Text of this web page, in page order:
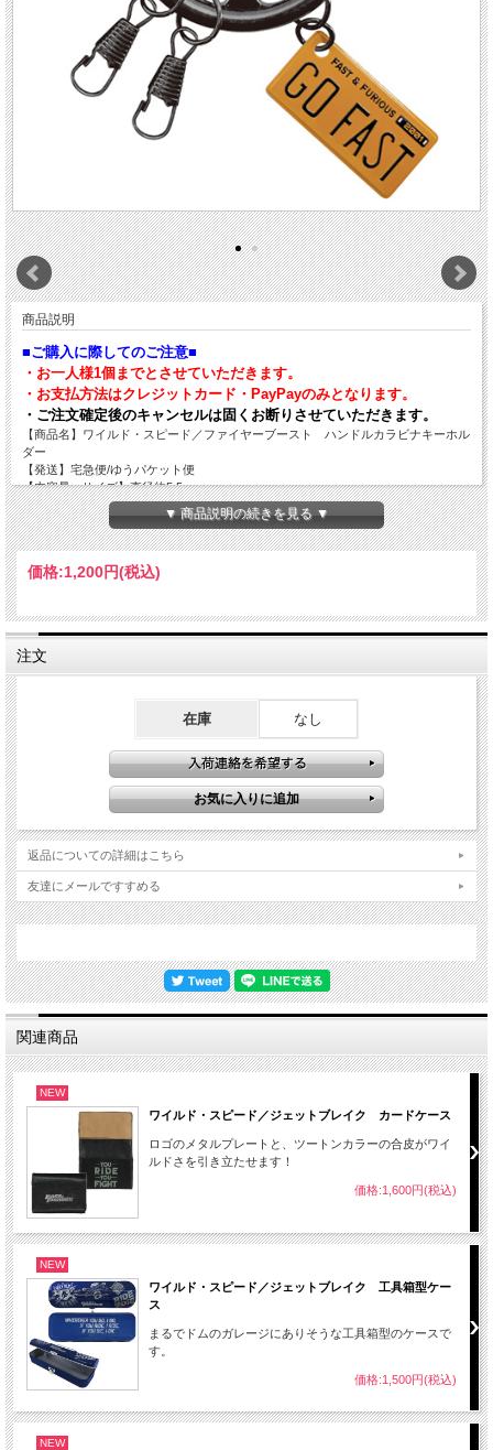
商品説明
■ご購入に際してのご注意■
・お一人様1個までとさせていただきます。
・お支払方法はクレジットカード・PayPayのみとなります。
・ご注文確定後のキャンセルは固くお断りさせていただきます。
【商品名】ワイルド・スピード／ファイヤーブースト ハンドルカラビナキーホル
ダー
【発送】宅急便/ゆうパケット便
【内容量orサイズ】直径約5.5ｃｍ
【素材】メタル製
【JANコード】4540632281577
▼ 商品説明の続きを見る ▼
価格:1,200円(税込)
注文
在庫 なし
返品についての詳細はこちら
友達にメールですすめる
関連商品
NEW
ワイルド・スピード／ジェットブレイク カードケース
ロゴのメタルプレートと、ツートンカラーの合皮がワイ
ルドさを引き立たせます！
価格:1,600円(税込)
NEW
ワイルド・スピード／ジェットブレイク 工具箱型ケー
ス
まるでドムのガレージにありそうな工具箱型のケースで
す。
価格:1,500円(税込)
NEW